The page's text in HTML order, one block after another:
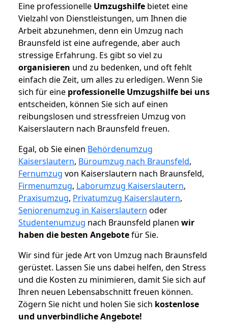
Eine professionelle Umzugshilfe bietet eine
Vielzahl von Dienstleistungen, um Ihnen die
Arbeit abzunehmen, denn ein Umzug nach
Braunsfeld ist eine aufregende, aber auch
stressige Erfahrung. Es gibt so viel zu
organisieren und zu bedenken, und oft fehlt
einfach die Zeit, um alles zu erledigen. Wenn Sie
sich für eine professionelle Umzugshilfe bei uns
entscheiden, können Sie sich auf einen
reibungslosen und stressfreien Umzug von
Kaiserslautern nach Braunsfeld freuen.
Egal, ob Sie einen Behördenumzug
Kaiserslautern, Büroumzug nach Braunsfeld,
Fernumzug von Kaiserslautern nach Braunsfeld,
Firmenumzug, Laborumzug Kaiserslautern,
Praxisumzug, Privatumzug Kaiserslautern,
Seniorenumzug in Kaiserslautern oder
Studentenumzug nach Braunsfeld planen wir
haben die besten Angebotefür Sie.
Wir sind für jede Art von Umzug nach Braunsfeld
gerüstet. Lassen Sie uns dabei helfen, den Stress
und die Kosten zu minimieren, damit Sie sich auf
Ihren neuen Lebensabschnitt freuen können.
Zögern Sie nicht und holen Sie sich kostenlose
und unverbindliche Angebote!